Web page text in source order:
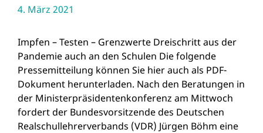
4. März 2021
Impfen – Testen – Grenzwerte Dreischritt aus der
Pandemie auch an den Schulen Die folgende
Pressemitteilung können Sie hier auch als PDF-
Dokument herunterladen. Nach den Beratungen in
der Ministerpräsidentenkonferenz am Mittwoch
fordert der Bundesvorsitzende des Deutschen
Realschullehrerverbands (VDR) Jürgen Böhm eine